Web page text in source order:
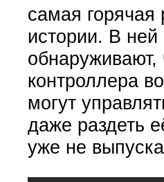
самая горячая
истории. В ней
контроллера
могут
даже раздеть
уже не